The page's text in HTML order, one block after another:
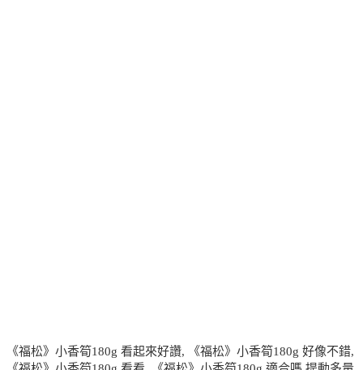
《福松》小香筍180g 看起來好讚, 《福松》小香筍180g 好像不錯,